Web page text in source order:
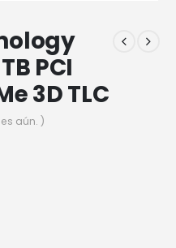
PCI
3D TLC
aún. )